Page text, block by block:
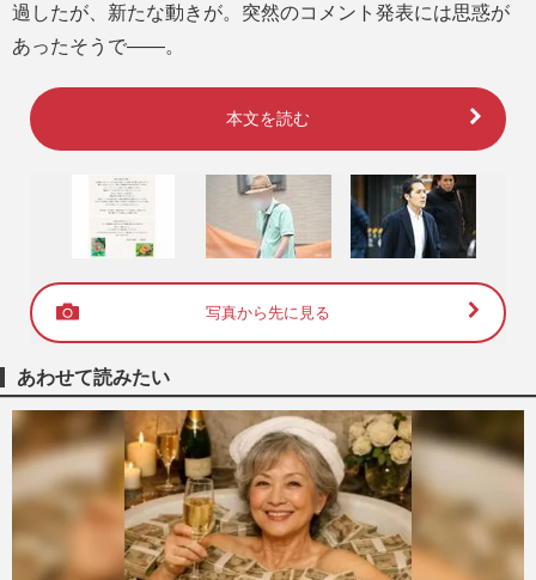
過したが、新たな動きが。突然のコメント発表には思惑が
あったそうで――。
本文を読む
写真から先に見る
あわせて読みたい